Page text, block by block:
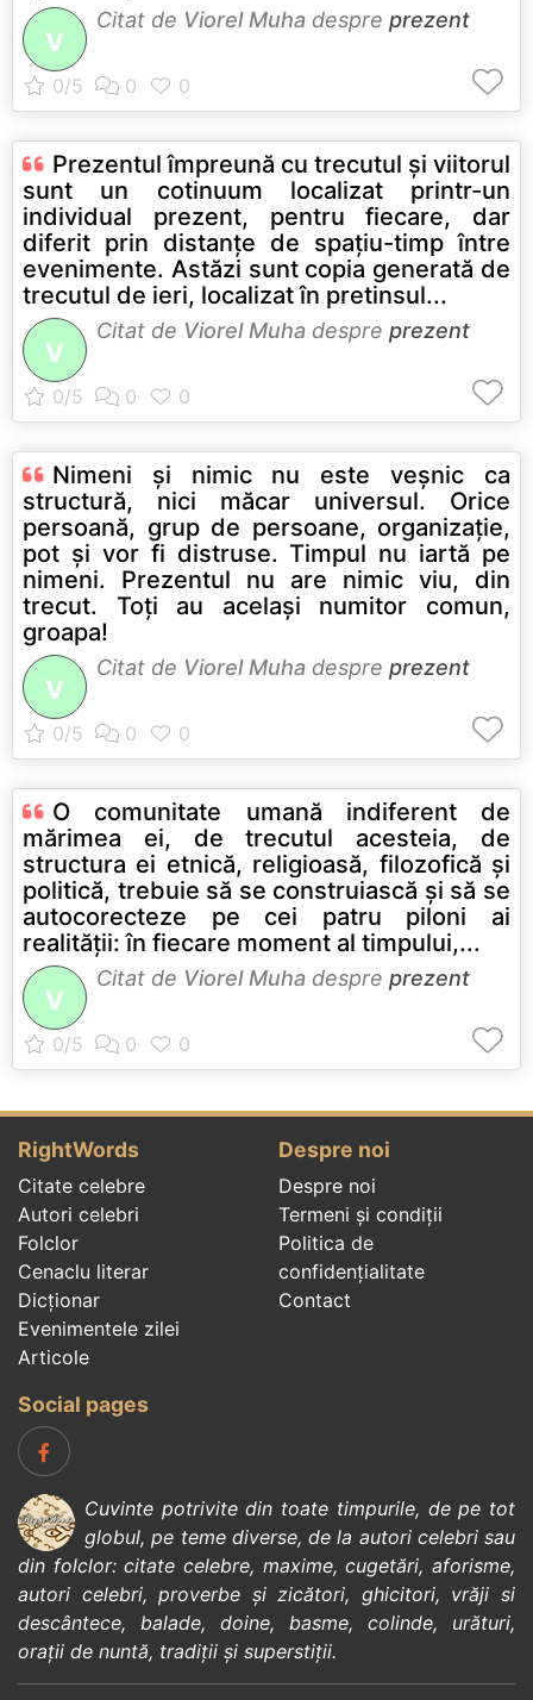
V
Citat de Viorel Muha despre prezent
Prezentul împreună cu trecutul şi viitorul
sunt un cotinuum localizat printr-un
individual prezent, pentru fiecare, dar
diferit prin distanţe de spaţiu-timp între
evenimente. Astăzi sunt copia generată de
trecutul de ieri, localizat în pretinsul...
V
Citat de Viorel Muha despre prezent
Nimeni şi nimic nu este veşnic ca
structură, nici măcar universul. Orice
persoană, grup de persoane, organizaţie,
pot şi vor fi distruse. Timpul nu iartă pe
nimeni. Prezentul nu are nimic viu, din
trecut. Toţi au acelaşi numitor comun,
groapa!
V
Citat de Viorel Muha despre prezent
O comunitate umană indiferent de
mărimea ei, de trecutul acesteia, de
structura ei etnică, religioasă, filozofică şi
politică, trebuie să se construiască şi să se
autocorecteze pe cei patru piloni ai
realităţii: în fiecare moment al timpului,...
V
Citat de Viorel Muha despre prezent
RightWords
Citate celebre
Autori celebri
Folclor
Cenaclu literar
Dicționar
Evenimentele zilei
Articole
Despre noi
Despre noi
Termeni și condiții
Politica de
confidenţialitate
Contact
Social pages
Cuvinte potrivite din toate timpurile, de pe tot
globul, pe teme diverse, de la autori celebrisau
din folclor:citate celebre, maxime,cugetări,aforisme,
autori celebri,proverbe și zicători, ghicitori, vrăji si
descântece, balade, doine, basme, colinde, urături,
orații de nuntă, tradiții și superstiții.